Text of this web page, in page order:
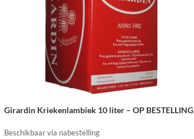
Girardin Kriekenlambiek 10 liter – OP BESTELLING
Beschikbaar via nabestelling